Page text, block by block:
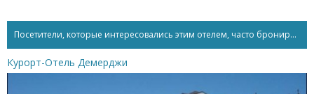
Посетители, которые интересовались этим отелем, часто бронируют...
Курорт-Отель Демерджи